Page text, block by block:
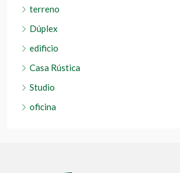
terreno
Dúplex
edificio
Casa Rústica
Studio
oficina